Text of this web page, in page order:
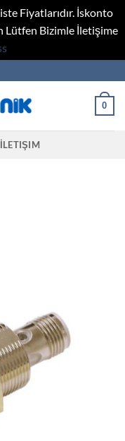
Fiyatlarıdır. İskonto
Lütfen Bizimle İletişime
0
İLETIŞIM